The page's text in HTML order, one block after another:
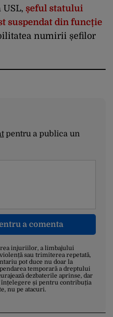
USL, șeful statului
suspendat din funcție
numirii șefilor
pentru a publica un
a comenta
injuriilor, a limbajului
sau trimiterea repetată,
pot duce nu doar la
temporară a dreptului
dezbaterile aprinse, dar
și pentru contribuția
nu pe atacuri.